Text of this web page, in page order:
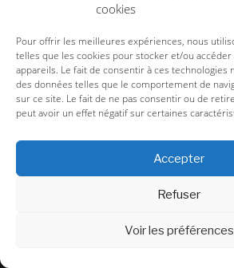
cookies
Pour offrir les meilleures expériences, nous
telles que les cookies pour stocker et/ou
appareils. Le fait de consentir à ces
des données telles que le comportement de
sur ce site. Le fait de ne pas consentir ou de
peut avoir un effet négatif sur certaines
Accepter
Refuser
Voir les préférences